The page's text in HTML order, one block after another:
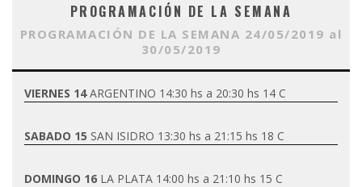
PROGRAMACIÓN DE LA SEMANA
PROGRAMACIÓN DE LA SEMANA 24/05/2019 al
30/05/2019
VIERNES 14ARGENTINO 14:30 hs a 20:30 hs 14 C
SABADO 15 SAN ISIDRO 13:30 hs a 21:15 hs 18 C
DOMINGO 16 LA PLATA 14:00 hs a 21:10 hs 15 C